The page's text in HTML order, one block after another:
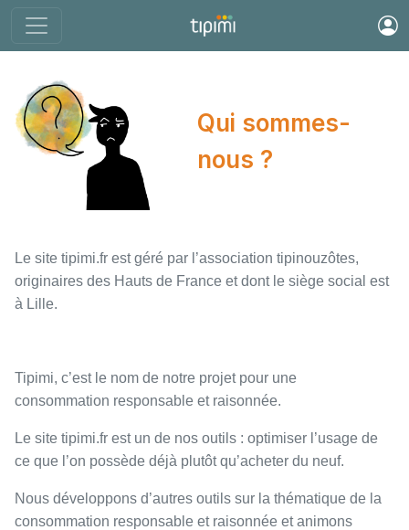
Qui sommes-
nous ?
Le site tipimi.fr est géré par l’association tipinouzôtes,
originaires des Hauts de France et dont le siège social est
à Lille.
Tipimi, c’est le nom de notre projet pour une
consommation responsable et raisonnée.
Le site tipimi.fr est un de nos outils : optimiser l’usage de
ce que l’on possède déjà plutôt qu’acheter du neuf.
Nous développons d’autres outils sur la thématique de la
consommation responsable et raisonnée et animons